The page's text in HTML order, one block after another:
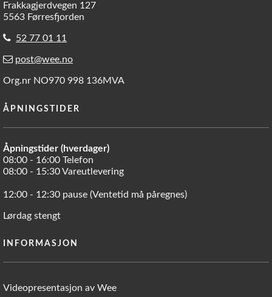
Frakkagjerdvegen 127
5563 Førresfjorden
52 77 01 11
post@wee.no
Org.nr NO970 998 136MVA
ÅPNINGSTIDER
Åpningstider (hverdager)
08:00 - 16:00 Telefon
08:00 - 15:30 Vareutlevering
12:00 - 12:30 pause (Ventetid må påregnes)
Lørdag stengt
INFORMASJON
Videopresentasjon av Wee